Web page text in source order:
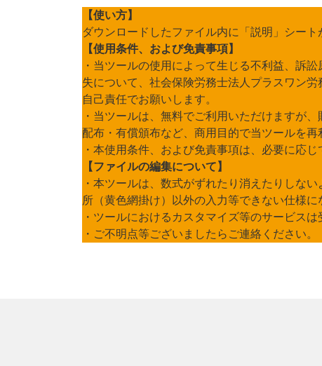
【使い方】
ダウンロードしたファイル内に「説明」シー
【使用条件、および免責事項】
・当ツールの使用によって生じる不利益、訴
失について、社会保険労務士法人プラスワン
自己責任でお願いします。
・当ツールは、無料でご利用いただけますが
配布・有償頒布など、商用目的で当ツールを再
・本使用条件、および免責事項は、必要に応
【ファイルの編集について】
・本ツールは、数式がずれたり消えたりしな
所（黄色網掛け）以外の入力等できない仕様に
・ツールにおけるカスタマイズ等のサービスは
・ご不明点等ございましたらご連絡ください